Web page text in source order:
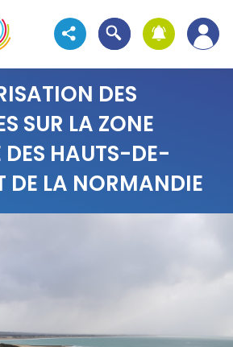
de navigation
Voir les réseaux sociaux
Ouvrir la recherche
DES
SUR LA ZONE
DES HAUTS-DE-
DE LA NORMANDIE